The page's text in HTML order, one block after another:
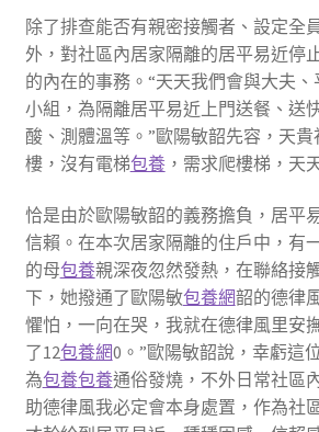
除了排查能否有親密接觸者、設定全
外，對社區內居家隔離的居平易近停
的內在的事務。“天天我們會與大夫
小組，為隔離居平易近上門送餐、送
酸、測體溫等。”歐陽敏韶先容，天
樓，沒有電梯包養，需求爬樓梯，天
恰是由於歐陽敏韶的義務擔負，居平
信賴。在本次居家隔離的住戶中，有
的母包養親深夜忽然發熱，在聯絡接
下，她撥通了歐陽敏包養網韶的德律
懼怕，一向在哭，我就在德律風里安
了12包養網0。”歐陽敏韶說，幸虧這
為包養包養通俗發燒，不外日常社區
助德律風我必定會本身處置，作為社